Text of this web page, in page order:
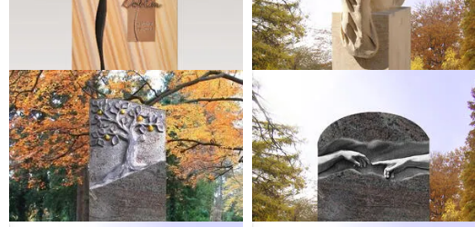
bis 31.08.26 statt6.300,00 €
Ihr Komplettpreis5.512,50 €*
bis 31.08.26 statt8.550,00 €
Ihr Komplettpreis 7.481,25 €*
MIRANDA
Granit Urnengrabstein mit Baum Motiv
Granit Paradiso
85 x 40 x 14 cm (HxBxT)
bis 31.08.26 statt6.500,00 €
Ihr Komplettpreis5.687,50 €*
Grabdenkmal mit Michelangelo Relief
Granit Paradiso
80 x 45 x 14 cm (HxBxT)
bis 31.08.26 statt6.800,00 €
Ihr Komplettpreis5.950,00 €*